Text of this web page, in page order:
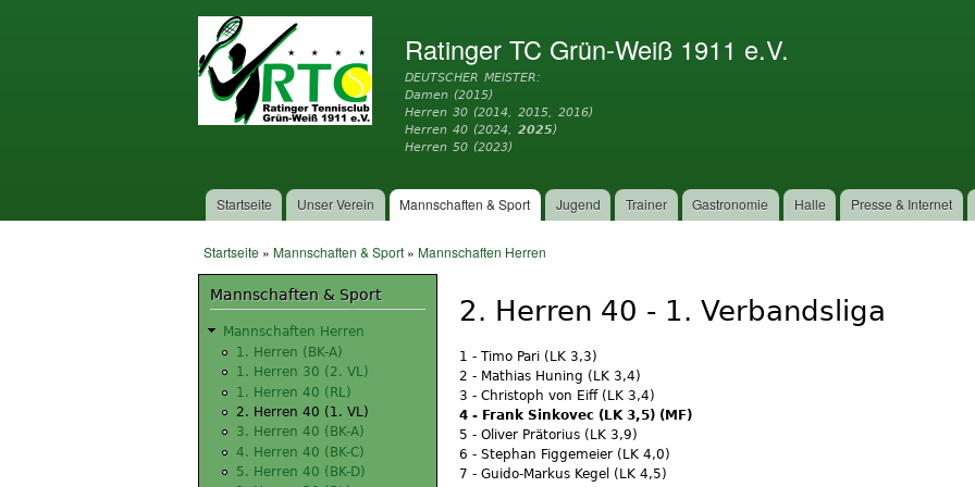
Inhalt
Ratinger TC Grün-Weiß 1911 e.V.
DEUTSCHER MEISTER:
Damen (2015)
Herren 30 (2014, 2015, 2016)
Herren 40 (2024,2025)
Herren 50 (2023)
Hauptmenü
Startseite Unser Verein Mannschaften & Sport Jugend Trainer Gastronomie Halle Presse & Internet
Sie sind hier
Startseite » Mannschaften & Sport » Mannschaften Herren
Mannschaften & Sport
Mannschaften Herren
1. Herren (BK-A)
1. Herren 30 (2. VL)
1. Herren 40 (RL)
2. Herren 40 (1. VL)
3. Herren 40 (BK-A)
4. Herren 40 (BK-C)
5. Herren 40 (BK-D)
2. Herren 40 - 1. Verbandsliga
1 - Timo Pari (LK 3,3)
2 - Mathias Huning (LK 3,4)
3 - Christoph von Eiff (LK 3,4)
4 - Frank Sinkovec (LK 3,5) (MF)
5 - Oliver Prätorius (LK 3,9)
6 - Stephan Figgemeier (LK 4,0)
7 - Guido-Markus Kegel (LK 4,5)